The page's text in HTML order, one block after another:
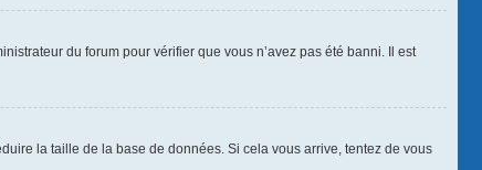
du forum pour vérifier que vous n’avez pas été banni. Il est
la taille de la base de données. Si cela vous arrive, tentez de vous